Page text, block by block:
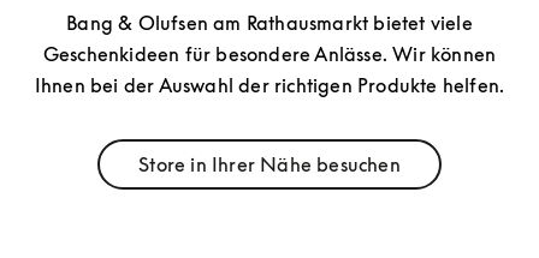
Bang & Olufsen am Rathausmarkt bietet viele
Geschenkideen für besondere Anlässe. Wir können
Ihnen bei der Auswahl der richtigen Produkte helfen.
Store in Ihrer Nähe besuchen
Link Opens in New Tab